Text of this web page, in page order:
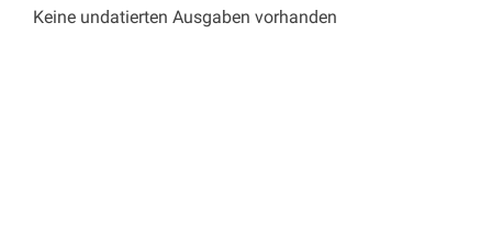
Keine undatierten Ausgaben vorhanden